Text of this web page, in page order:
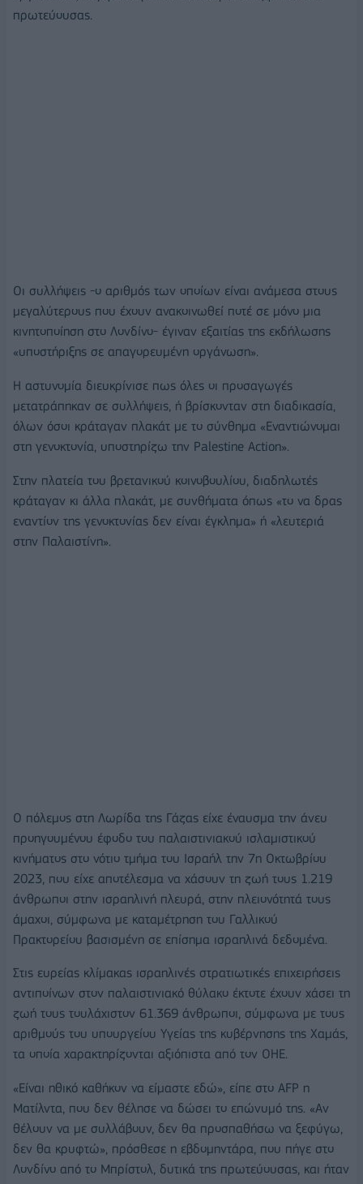
πρωτεύουσας.
Οι συλλήψεις -ο αριθμός των οποίων είναι ανάμεσα στους
μεγαλύτερους που έχουν ανακοινωθεί ποτέ σε μόνο μια
κινητοποίηση στο Λονδίνο- έγιναν εξαιτίας της εκδήλωσης
«υποστήριξης σε απαγορευμένη οργάνωση».
Η αστυνομία διευκρίνισε πως όλες οι προσαγωγές
μετατράπηκαν σε συλλήψεις, ή βρίσκονταν στη διαδικασία,
όλων όσοι κράταγαν πλακάτ με το σύνθημα «Εναντιώνομαι
στη γενοκτονία, υποστηρίζω την Palestine Action».
Στην πλατεία του βρετανικού κοινοβουλίου, διαδηλωτές
κράταγαν κι άλλα πλακάτ, με συνθήματα όπως «το να δρας
εναντίον της γενοκτονίας δεν είναι έγκλημα» ή «λευτεριά
στην Παλαιστίνη».
Ο πόλεμος στη Λωρίδα της Γάζας είχε έναυσμα την άνευ
προηγουμένου έφοδο του παλαιστινιακού ισλαμιστικού
κινήματος στο νότιο τμήμα του Ισραήλ την 7η Οκτωβρίου
2023, που είχε αποτέλεσμα να χάσουν τη ζωή τους 1.219
άνθρωποι στην ισραηλινή πλευρά, στην πλειονότητά τους
άμαχοι, σύμφωνα με καταμέτρηση του Γαλλικού
Πρακτορείου βασισμένη σε επίσημα ισραηλινά δεδομένα.
Στις ευρείας κλίμακας ισραηλινές στρατιωτικές επιχειρήσεις
αντιποίνων στον παλαιστινιακό θύλακο έκτοτε έχουν χάσει τη
ζωή τους τουλάχιστον 61.369 άνθρωποι, σύμφωνα με τους
αριθμούς του υπουργείου Υγείας της κυβέρνησης της Χαμάς,
τα οποία χαρακτηρίζονται αξιόπιστα από τον ΟΗΕ.
«Είναι ηθικό καθήκον να είμαστε εδώ», είπε στο AFP η
Ματίλντα, που δεν θέλησε να δώσει το επώνυμό της. «Αν
θέλουν να με συλλάβουν, δεν θα προσπαθήσω να ξεφύγω,
δεν θα κρυφτώ», πρόσθεσε η εβδομηντάρα, που πήγε στο
Λονδίνο από το Μπρίστολ, δυτικά της πρωτεύουσας, και ήταν